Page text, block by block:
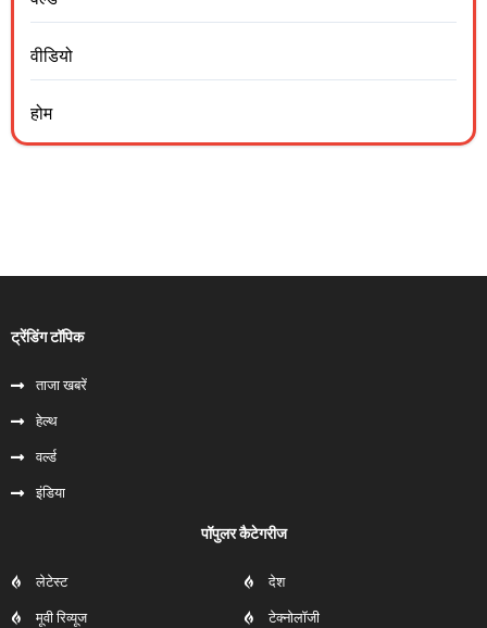
वीडियो
होम
ट्रेंडिंग टॉपिक
ताजा खबरें
हेल्‍थ
वर्ल्ड
इंडिया
पॉपुलर कैटेगरीज
लेटेस्ट
मूवी रिव्यूज
देश
टेक्नोलॉजी